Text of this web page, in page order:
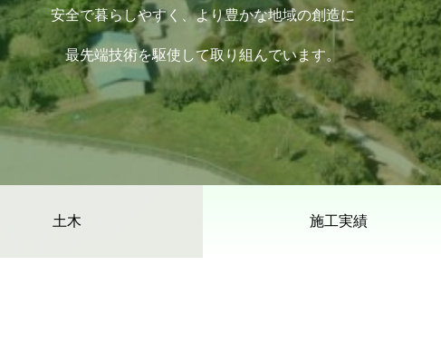
安全で暮らしやすく、より豊かな地域の創造に
最先端技術を駆使して取り組んでいます。
土木 施工実績